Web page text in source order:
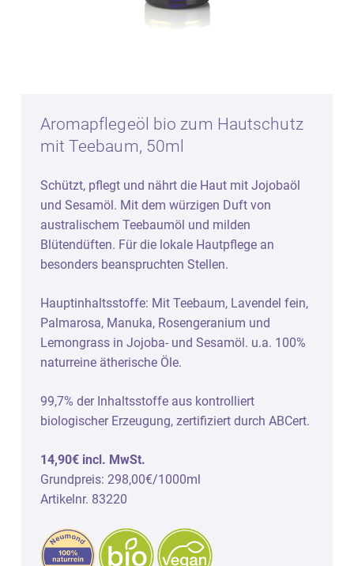
Aromapflegeöl bio zum Hautschutz
mit Teebaum, 50ml
Schützt, pflegt und nährt die Haut mit Jojobaöl
und Sesamöl. Mit dem würzigen Duft von
australischem Teebaumöl und milden
Blütendüften. Für die lokale Hautpflege an
besonders beanspruchten Stellen.
Hauptinhaltsstoffe: Mit Teebaum, Lavendel fein,
Palmarosa, Manuka, Rosengeranium und
Lemongrass in Jojoba- und Sesamöl. u.a. 100%
naturreine ätherische Öle.
99,7% der Inhaltsstoffe aus kontrolliert
biologischer Erzeugung, zertifiziert durch ABCert.
14,90€ incl. MwSt.
Grundpreis: 298,00€/1000ml
Artikelnr. 83220